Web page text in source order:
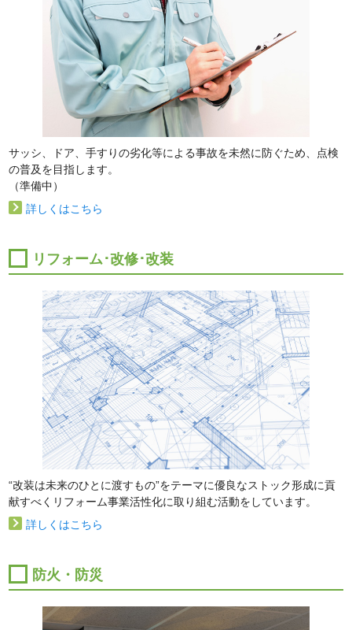
サッシ、ドア、手すりの劣化等による事故を未然に防ぐため、点検
の普及を目指します。
（準備中）
詳しくはこちら
リフォーム･改修･改装
“改装は未来のひとに渡すもの”をテーマに優良なストック形成に貢
献すべくリフォーム事業活性化に取り組む活動をしています。
詳しくはこちら
防火・防災